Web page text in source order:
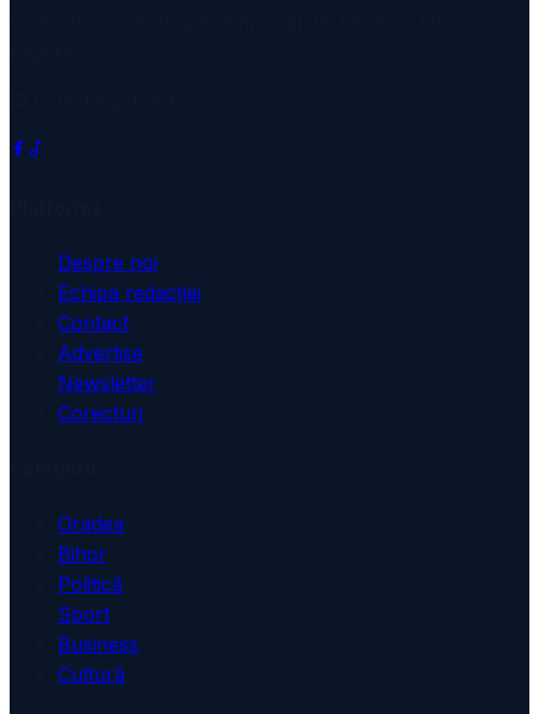
Despre noi
Echipa redacției
Contact
Advertise
Newsletter
Corecturi
Oradea
Bihor
Politică
Sport
Business
Cultură